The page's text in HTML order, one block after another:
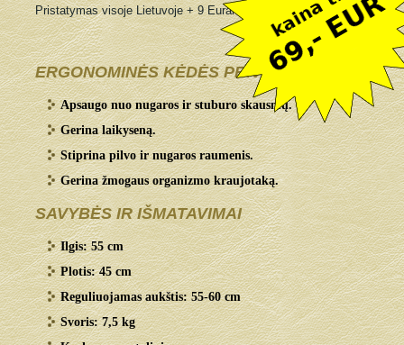
Pristatymas visoje Lietuvoje + 9 Eurai
ERGONOMINĖS KĖDĖS PRIVALUMAI:
Apsaugo nuo nugaros ir stuburo skausmų.
Gerina laikyseną.
Stiprina pilvo ir nugaros raumenis.
Gerina žmogaus organizmo kraujotaką.
SAVYBĖS IR IŠMATAVIMAI
Ilgis: 55 cm
Plotis: 45 cm
Reguliuojamas aukštis: 55-60 cm
Svoris: 7,5 kg